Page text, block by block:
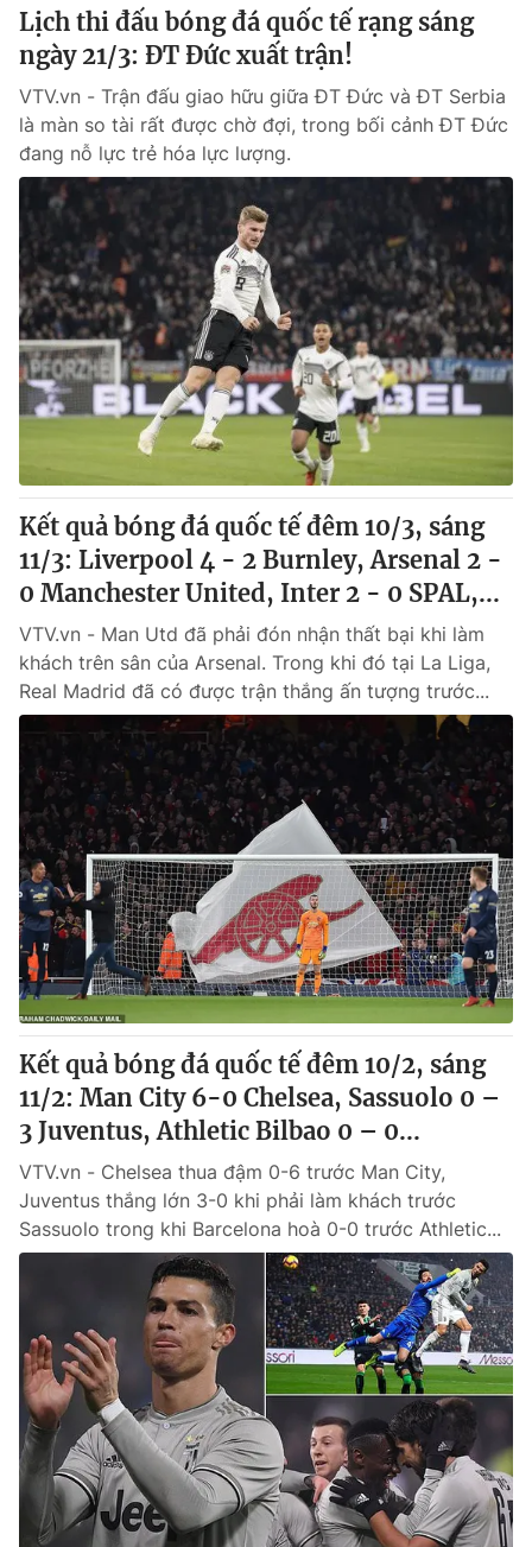
Lịch thi đấu bóng đá quốc tế rạng sáng
ngày 21/3: ĐT Đức xuất trận!
VTV.vn - Trận đấu giao hữu giữa ĐT Đức và ĐT Serbia
là màn so tài rất được chờ đợi, trong bối cảnh ĐT Đức
đang nỗ lực trẻ hóa lực lượng.
Kết quả bóng đá quốc tế đêm 10/3, sáng
11/3: Liverpool 4 - 2 Burnley, Arsenal 2 -
0 Manchester United, Inter 2 - 0 SPAL,...
VTV.vn - Man Utd đã phải đón nhận thất bại khi làm
khách trên sân của Arsenal. Trong khi đó tại La Liga,
Real Madrid đã có được trận thắng ấn tượng trước...
Kết quả bóng đá quốc tế đêm 10/2, sáng
11/2: Man City 6-0 Chelsea, Sassuolo 0 –
3 Juventus, Athletic Bilbao 0 – 0...
VTV.vn - Chelsea thua đậm 0-6 trước Man City,
Juventus thắng lớn 3-0 khi phải làm khách trước
Sassuolo trong khi Barcelona hoà 0-0 trước Athletic...